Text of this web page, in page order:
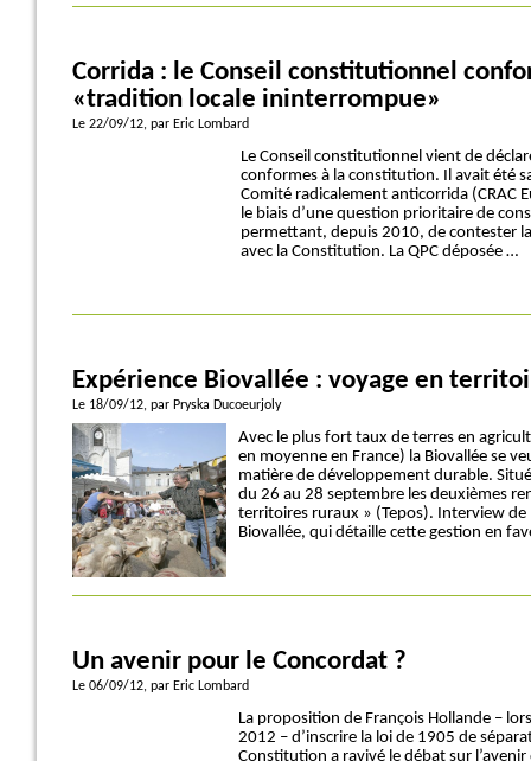
Corrida : le Conseil constitutionnel
«tradition locale ininterrompue»
Le 22/09/12, par Eric Lombard
Le Conseil constitutionnel vient de
conformes à la constitution. Il avait été
Comité radicalement anticorrida (CRAC
le biais d’une question prioritaire de
permettant, depuis 2010, de contester
avec la Constitution. La QPC déposée …
Expérience Biovallée : voyage en
Le 18/09/12, par Pryska Ducoeurjoly
Avec le plus fort taux de terres en
en moyenne en France) la Biovallée se
matière de développement durable.
du 26 au 28 septembre les deuxièmes
territoires ruraux » (Tepos). Interview
Biovallée, qui détaille cette gestion en
Un avenir pour le Concordat ?
Le 06/09/12, par Eric Lombard
La proposition de François Hollande –
2012 – d’inscrire la loi de 1905 de
Constitution a ravivé le débat sur